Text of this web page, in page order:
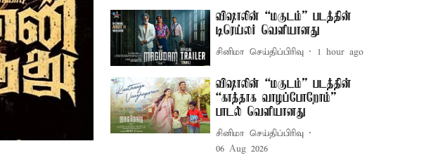
விஷாலின் “மகுடம்” படத்தின்
டிரெய்லர் வெளியானது
சினிமா செய்திப்பிரிவு 1 hour ago
விஷாலின் “மகுடம்” படத்தின்
“காத்தாக வாழப்போறோம்”
பாடல் வெளியானது
சினிமா செய்திப்பிரிவு
06 Aug 2026